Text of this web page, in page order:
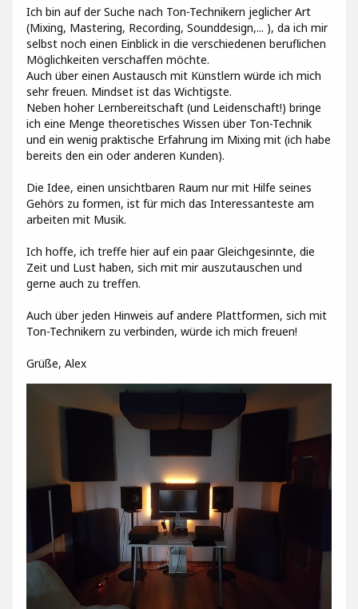
Ich bin auf der Suche nach Ton-Technikern jeglicher Art
(Mixing, Mastering, Recording, Sounddesign,... ), da ich mir
selbst noch einen Einblick in die verschiedenen beruflichen
Möglichkeiten verschaffen möchte.
Auch über einen Austausch mit Künstlern würde ich mich
sehr freuen. Mindset ist das Wichtigste.
Neben hoher Lernbereitschaft (und Leidenschaft!) bringe
ich eine Menge theoretisches Wissen über Ton-Technik
und ein wenig praktische Erfahrung im Mixing mit (ich habe
bereits den ein oder anderen Kunden).
Die Idee, einen unsichtbaren Raum nur mit Hilfe seines
Gehörs zu formen, ist für mich das Interessanteste am
arbeiten mit Musik.
Ich hoffe, ich treffe hier auf ein paar Gleichgesinnte, die
Zeit und Lust haben, sich mit mir auszutauschen und
gerne auch zu treffen.
Auch über jeden Hinweis auf andere Plattformen, sich mit
Ton-Technikern zu verbinden, würde ich mich freuen!
Grüße, Alex